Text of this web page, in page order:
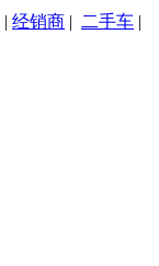
| 经销商 | 二手车 |